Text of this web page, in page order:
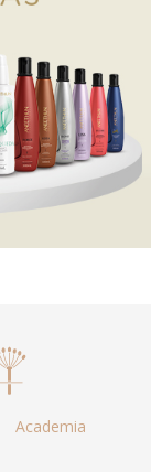
Academia